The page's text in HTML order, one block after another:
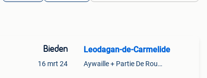
Bieden
16 mrt 24
Leodagan-de-Carmelide
Aywaille + Partie De Rouvreux